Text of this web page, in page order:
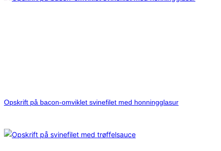
Opskrift på bacon-omviklet svinefilet med honningglasur